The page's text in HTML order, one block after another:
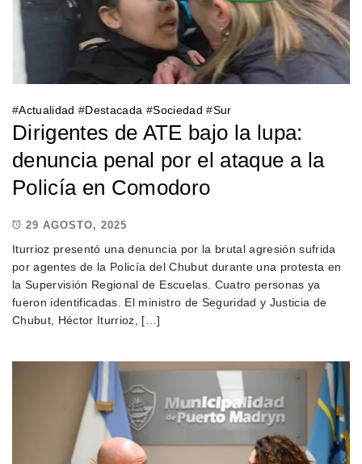
#Actualidad #Destacada #Sociedad #Sur
Dirigentes de ATE bajo la lupa:
denuncia penal por el ataque a la
Policía en Comodoro
29 AGOSTO, 2025
Iturrioz presentó una denuncia por la brutal agresión sufrida
por agentes de la Policía del Chubut durante una protesta en
la Supervisión Regional de Escuelas. Cuatro personas ya
fueron identificadas. El ministro de Seguridad y Justicia de
Chubut, Héctor Iturrioz, […]